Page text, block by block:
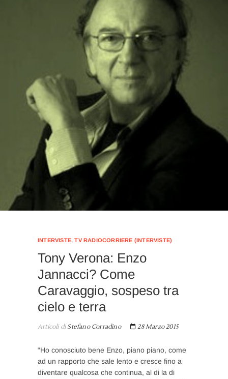
INTERVISTE,TV RADIOCORRIERE (INTERVISTE)
Tony Verona: Enzo
Jannacci? Come
Caravaggio, sospeso tra
cielo e terra
Articoli diStefano Corradino 28 Marzo 2015
“Ho conosciuto bene Enzo, piano piano, come
ad un rapporto che sale lento e cresce fino a
diventare qualcosa che continua, al di la di